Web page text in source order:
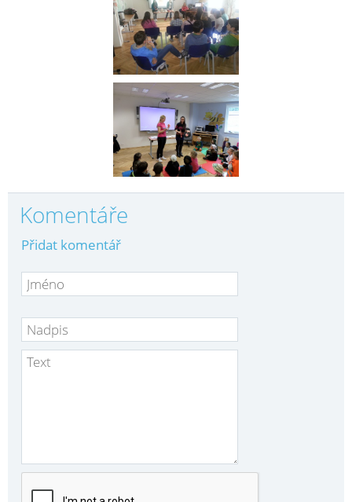
Komentáře
Přidat komentář